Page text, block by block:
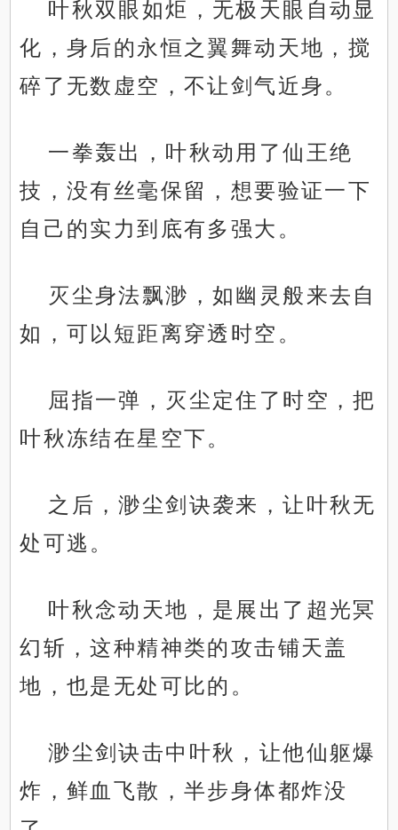
叶秋双眼如炬，无极天眼自动显
化，身后的永恒之翼舞动天地，搅
碎了无数虚空，不让剑气近身。
一拳轰出，叶秋动用了仙王绝
技，没有丝毫保留，想要验证一下
自己的实力到底有多强大。
灭尘身法飘渺，如幽灵般来去自
如，可以短距离穿透时空。
屈指一弹，灭尘定住了时空，把
叶秋冻结在星空下。
之后，渺尘剑诀袭来，让叶秋无
处可逃。
叶秋念动天地，是展出了超光冥
幻斩，这种精神类的攻击铺天盖
地，也是无处可比的。
渺尘剑诀击中叶秋，让他仙躯爆
炸，鲜血飞散，半步身体都炸没